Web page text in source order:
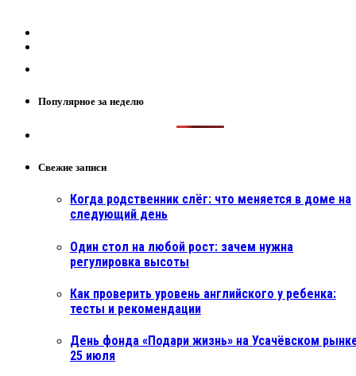
Популярное за неделю
Свежие записи
Когда родственник слёг: что меняется в доме на
следующий день
Один стол на любой рост: зачем нужна
регулировка высоты
Как проверить уровень английского у ребенка:
тесты и рекомендации
День фонда «Подари жизнь» на Усачёвском
25 июля